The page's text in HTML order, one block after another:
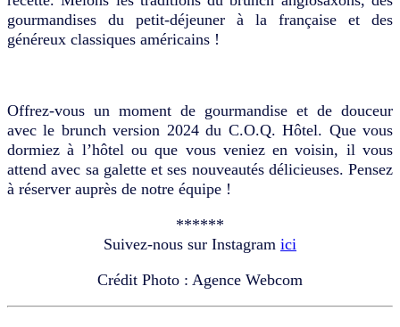
gourmandises du petit-déjeuner à la française et des
généreux classiques américains !
Offrez-vous un moment de gourmandise et de douceur
avec le brunch version 2024 du C.O.Q. Hôtel. Que vous
dormiez à l’hôtel ou que vous veniez en voisin, il vous
attend avec sa galette et ses nouveautés délicieuses. Pensez
à réserver auprès de notre équipe !
******
Suivez-nous sur Instagram ici
Crédit Photo : Agence Webcom